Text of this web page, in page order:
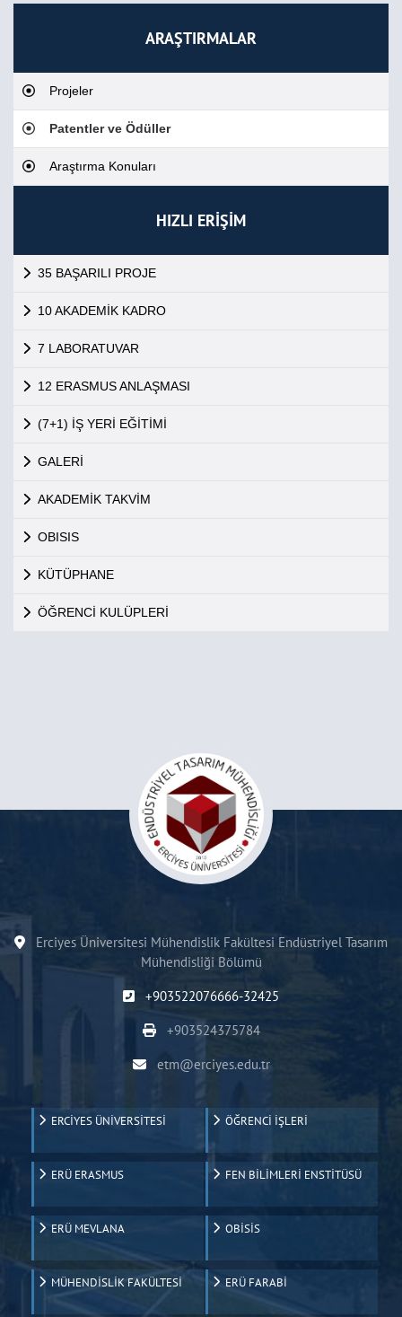
ARAŞTIRMALAR
Projeler
Patentler ve Ödüller
Araştırma Konuları
HIZLI ERİŞİM
35 BAŞARILI PROJE
10 AKADEMİK KADRO
7 LABORATUVAR
12 ERASMUS ANLAŞMASI
(7+1) İŞ YERİ EĞİTİMİ
GALERİ
AKADEMİK TAKVİM
OBISIS
KÜTÜPHANE
ÖĞRENCİ KULÜPLERİ
Erciyes Üniversitesi Mühendislik Fakültesi Endüstriyel Tasarım
Mühendisliği Bölümü
+903522076666-32425
+903524375784
etm@erciyes.edu.tr
ERCİYES ÜNİVERSİTESİ ÖĞRENCİ İŞLERİ
ERÜ ERASMUS FEN BİLİMLERİ ENSTİTÜSÜ
ERÜ MEVLANA OBİSİS
MÜHENDİSLİK FAKÜLTESİ ERÜ FARABİ